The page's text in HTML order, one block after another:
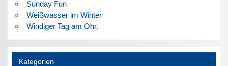
Sunday Fun
Weißwasser im Winter
Windiger Tag am Ohr.
Kategorien